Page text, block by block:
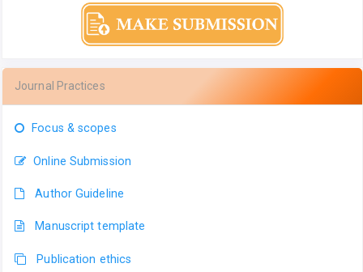
Journal Practices
Focus & scopes
Online Submission
Author Guideline
Manuscript template
Publication ethics